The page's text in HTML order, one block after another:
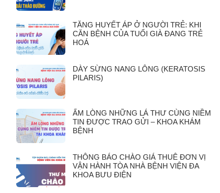
TĂNG HUYẾT ÁP Ở NGƯỜI TRẺ: KHI
CĂN BỆNH CỦA TUỔI GIÀ ĐANG TRẺ
HOÁ
DÀY SỪNG NANG LÔNG (KERATOSIS
PILARIS)
ẤM LÒNG NHỮNG LÁ THƯ CÙNG NIỀM
TIN ĐƯỢC TRAO GỬI – KHOA KHÁM
BỆNH
THÔNG BÁO CHÀO GIÁ THUÊ ĐƠN VỊ
VẬN HÀNH TÒA NHÀ BỆNH VIỆN ĐA
KHOA BƯU ĐIỆN